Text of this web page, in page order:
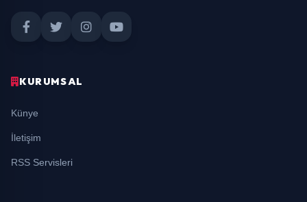
KURUMSAL
Künye
İletişim
RSS Servisleri